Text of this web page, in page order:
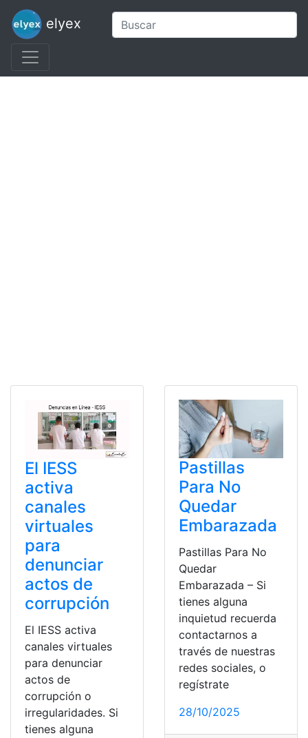
elyex
El IESS
activa
canales
virtuales
para
denunciar
actos de
corrupción
El IESS activa
canales virtuales
para denunciar
actos de
corrupción o
irregularidades. Si
tienes alguna
Pastillas
Para No
Quedar
Embarazada
Pastillas Para No
Quedar
Embarazada – Si
tienes alguna
inquietud recuerda
contactarnos a
través de nuestras
redes sociales, o
regístrate
28/10/2025